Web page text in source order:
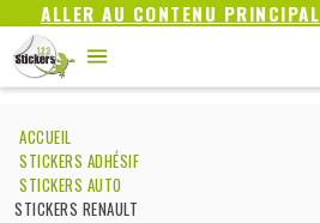
ALLER AU CONTENU PRINCIPAL
ACCUEIL
STICKERS ADHÉSIF
STICKERS AUTO
STICKERS RENAULT